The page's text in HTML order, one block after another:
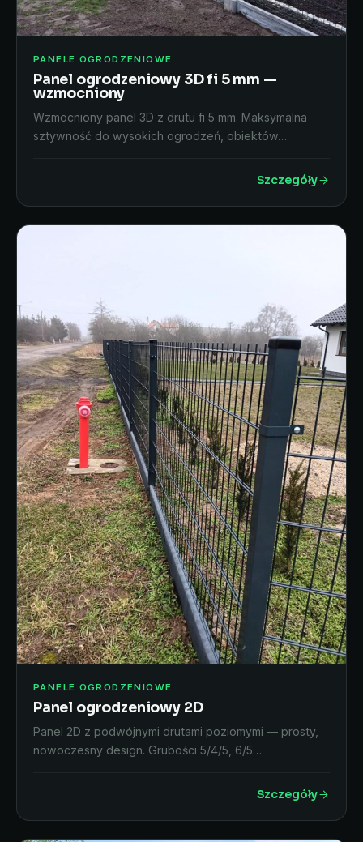
PANELE OGRODZENIOWE
Panel ogrodzeniowy 3D fi 5 mm —
wzmocniony
Wzmocniony panel 3D z drutu fi 5 mm. Maksymalna
sztywność do wysokich ogrodzeń, obiektów…
Szczegóły
PANELE OGRODZENIOWE
Panel ogrodzeniowy 2D
Panel 2D z podwójnymi drutami poziomymi — prosty,
nowoczesny design. Grubości 5/4/5, 6/5…
Szczegóły